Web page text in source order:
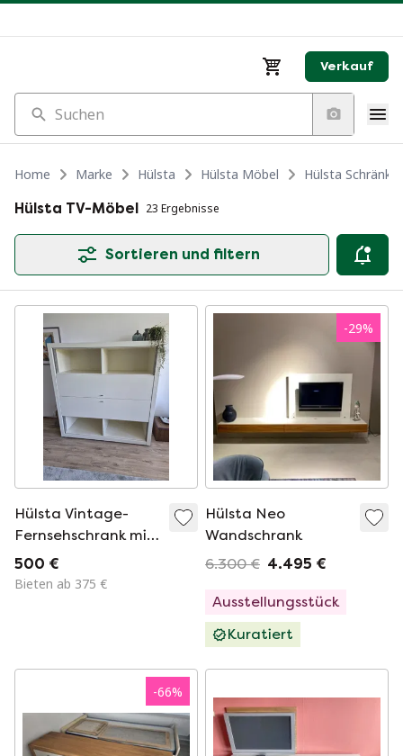
Verkauf
Suchen
Home Marke Hülsta Hülsta Möbel
Hülsta Schränke
Hülsta TV-Möbel 23 Ergebnisse
Sortieren und filtern
Hülsta Vintage-
Fernsehschrank mit
Schiebetüren und
Schubladen
500 €
Bieten ab 375 €
-29%
Hülsta Neo
Wandschrank
6.300 € 4.495 €
Ausstellungsstück
Kuratiert
-66%